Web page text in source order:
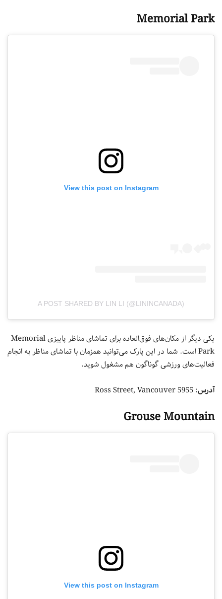
Memorial Park
View this post on Instagram
A POST SHARED BY LIN LI (@LININCANADA)
یکی دیگر از مکان‌های فوق‌العاده برای تماشای مناظر پاییزی Memorial
Park است. شما در این پارک می‌توانید همزمان با تماشای مناظر به انجام
فعالیت‌های ورزشی گوناگون هم مشغول شوید.
آدرس: 5955 Ross Street, Vancouver
Grouse Mountain
View this post on Instagram